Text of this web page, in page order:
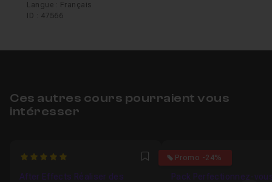
Langue : Français
ID : 47566
Ces autres cours pourraient vous
intéresser
5 Favori
After Effects Réaliser des
Promo -24%
5
Pack Perfectionnez-